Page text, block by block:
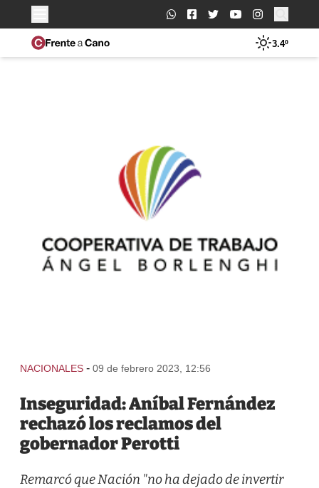
Buscar:
3.4º
NACIONALES - 09 de febrero 2023, 12:56
Inseguridad: Aníbal Fernández
rechazó los reclamos del
gobernador Perotti
Remarcó que Nación "no ha dejado de invertir